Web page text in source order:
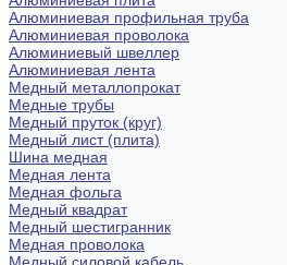
Алюминиевая профильная труба
Алюминиевая проволока
Алюминиевый швеллер
Алюминиевая лента
Медный металлопрокат
Медные трубы
Медный пруток (круг)
Медный лист (плита)
Шина медная
Медная лента
Медная фольга
Медный квадрат
Медный шестигранник
Медная проволока